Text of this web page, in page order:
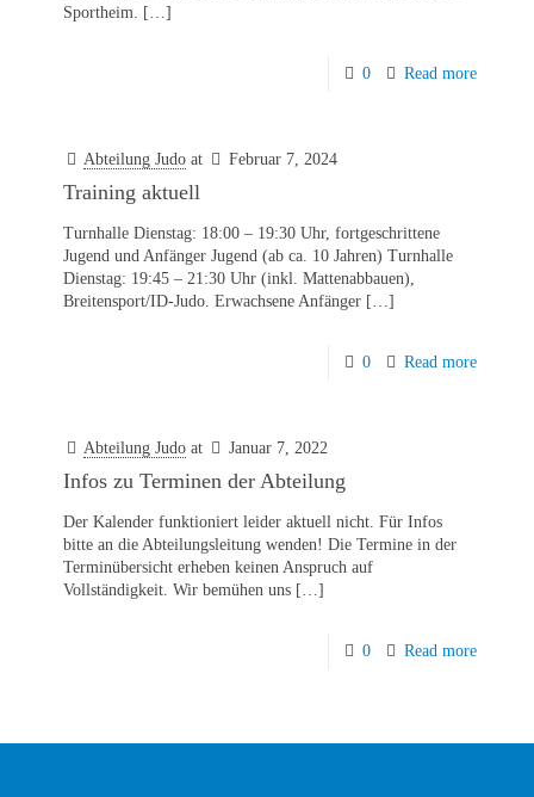
Sportheim. […]
0 Read more
Abteilung Judo at Februar 7, 2024
Training aktuell
Turnhalle Dienstag: 18:00 – 19:30 Uhr, fortgeschrittene
Jugend und Anfänger Jugend (ab ca. 10 Jahren) Turnhalle
Dienstag: 19:45 – 21:30 Uhr (inkl. Mattenabbauen),
Breitensport/ID-Judo. Erwachsene Anfänger […]
0 Read more
Abteilung Judo at Januar 7, 2022
Infos zu Terminen der Abteilung
Der Kalender funktioniert leider aktuell nicht. Für Infos
bitte an die Abteilungsleitung wenden! Die Termine in der
Terminübersicht erheben keinen Anspruch auf
Vollständigkeit. Wir bemühen uns […]
0 Read more